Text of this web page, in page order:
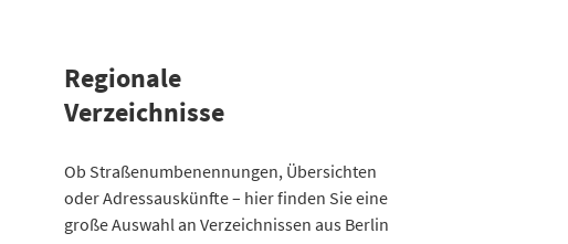
Regionale
Verzeichnisse
KategorieStraßenumbenennungen Berlin
2013
7
2014
8
Ob Straßenumbenennungen, Übersichten
oder Adressauskünfte – hier finden Sie eine
große Auswahl an Verzeichnissen aus Berlin